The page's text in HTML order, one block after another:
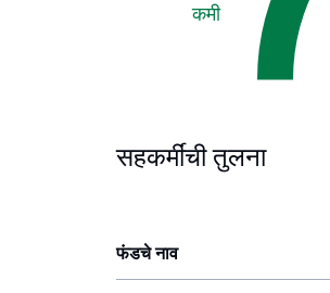
कमी
सहकर्मींची तुलना
फंडचे नाव